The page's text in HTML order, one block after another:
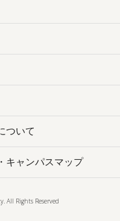
ついて
キャンパスマップ
All Rights Reserved